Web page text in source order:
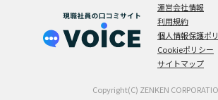
運営会社情報
利用規約
個人情報保護ポ
Cookieポリシー
サイトマップ
Copyright(C) ZENKEN